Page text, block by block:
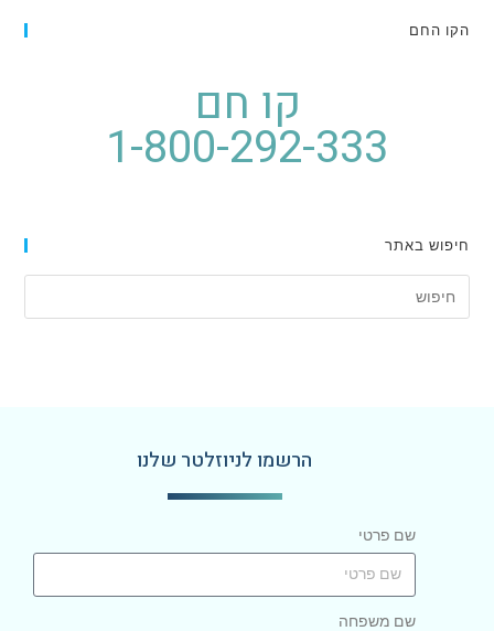
הקו החם
קו חם
1-800-292-333
חיפוש באתר
הרשמו לניוזלטר שלנו
שם פרטי
שם משפחה